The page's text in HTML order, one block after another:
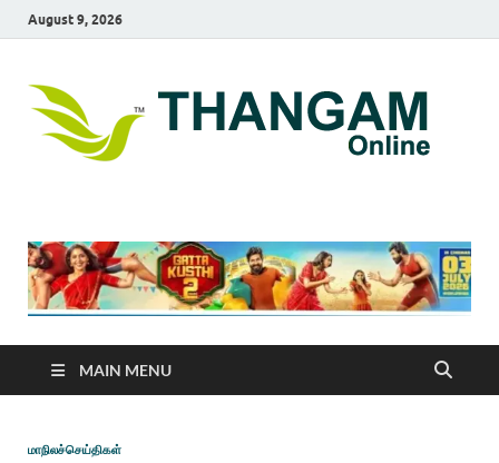
August 9, 2026
MAIN MENU
மாநிலச்செய்திகள்